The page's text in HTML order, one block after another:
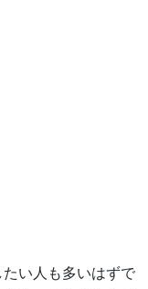
い人も多いはずで